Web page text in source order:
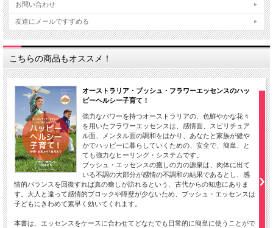
お問い合わせ
友達にメールですすめる
こちらの商品もオススメ！
オーストラリア・ブッシュ・フラワーエッセンスのハッ
ピーヘルシー子育て！
強力なパワーを持つオーストラリアの、色鮮やかな花々
を用いたフラワーエッセンスは、感情面、スピリチュア
ル面、メンタル面の調和をはかり、あなたと家族が健や
かでハッピーに暮らしていくための、安全で、簡単、と
ても強力なヒーリング・システムです。
ブッシュ・エッセンスの癒しの力の源泉は、肉体に出て
いる不調の大部分が感情の不調和の結果であるとし、感
情的バランスを回復すれば真の癒しが訪れるという、古代からの知恵にありま
す。大人と違って感情的ブロックや障壁が少ないため、ブッシュ・エッセンスは
子どもにきわめて素早く効いてくれます。
本書は、エッセンスをケースに合わせてどなたでも日常的に簡単に使うことがで